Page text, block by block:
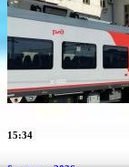
15:34